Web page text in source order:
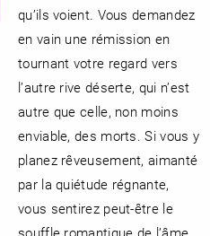
qu’ils voient. Vous demandez
en vain une rémission en
tournant votre regard vers
l’autre rive déserte, qui n’est
autre que celle, non moins
enviable, des morts. Si vous y
planez rêveusement, aimanté
par la quiétude régnante,
vous sentirez peut-être le